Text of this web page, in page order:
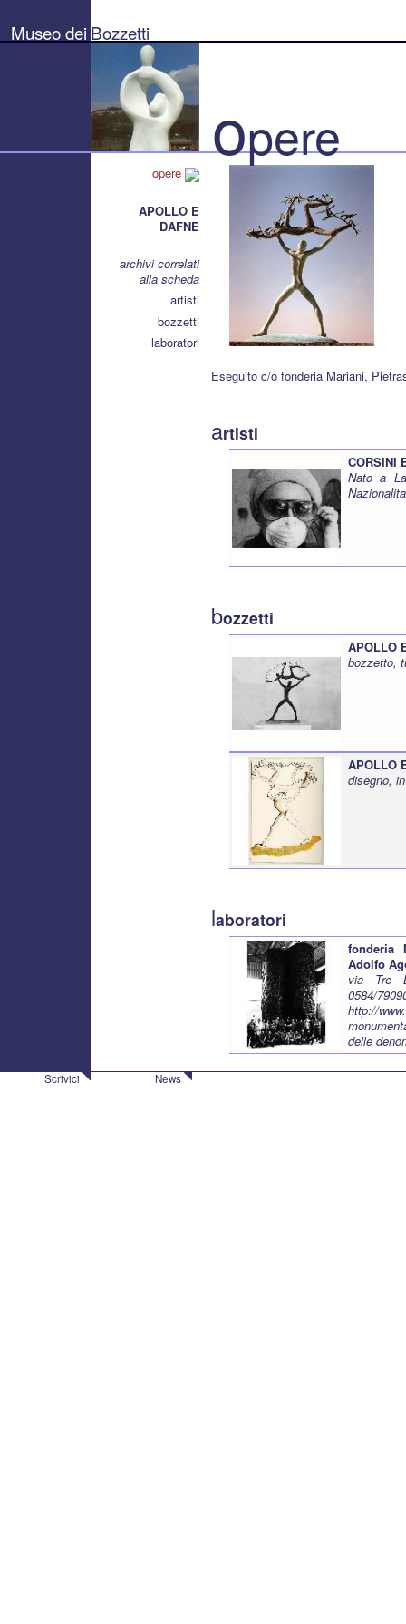
Bozzetti
"Pierluigi
Museo dei Bozzetti
opere
APOLLO E
DAFNE
archivi correlati
alla scheda
artisti
bozzetti
laboratori
opere
Eseguito c/o fonderia Mariani,
artisti
CORSINI
Nato a
bozzetti
APOLLO
bozzetto,
APOLLO
disegno,
laboratori
fonderia
Adolfo
via Tre
0584/
http://
delle
Scrivici News